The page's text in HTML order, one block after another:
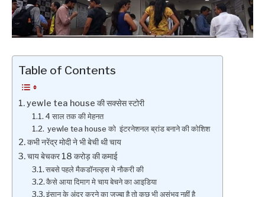
Table of Contents
yewle tea house की सक्सेस स्टोरी
‌‌‌4 साल तक की मेहनत
‌‌‌ yewle tea house ‌‌‌को इंटरनेशनल ब्रांड बनाने की कोशिश
‌‌‌कभी नरेंद्र मोदी ने भी बेची थी चाय
‌‌‌चाय बेचकर 18 करोड़ की कमाई
‌‌‌सबसे पहले मैकडॉनल्ड्स मे नौकरी की
‌‌‌कैसे आया दिमाग मे चाय बेचने का आइडिया
‌‌‌इंसान के अंदर करने का जज्बा है तो कुछ भी असंभव नहीं है